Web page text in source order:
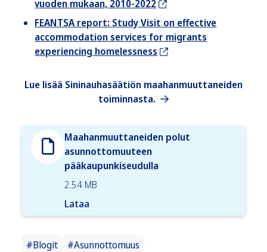
vuoden mukaan, 2010-2022
FEANTSA report: Study Visit on effective
accommodation services for migrants
experiencing homelessness
Lue lisää Sininauhasäätiön maahanmuuttaneiden
toiminnasta.
Maahanmuuttaneiden polut
asunnottomuuteen
pääkaupunkiseudulla
2.54 MB
Lataa
#Blogit
#Asunnottomuus